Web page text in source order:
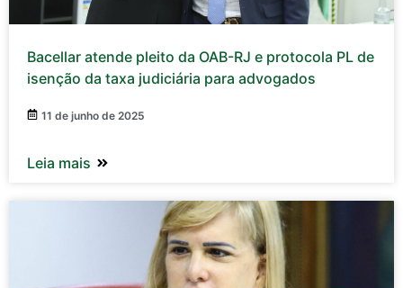
Bacellar atende pleito da OAB-RJ e protocola PL de
isenção da taxa judiciária para advogados
11 de junho de 2025
Leia mais